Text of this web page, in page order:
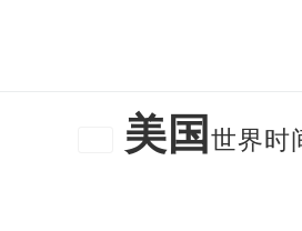
美国世界时